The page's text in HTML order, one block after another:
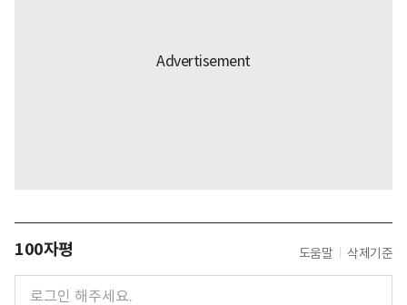
100자평 도움말 삭제기준